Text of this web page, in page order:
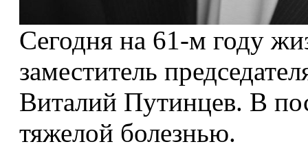
Сегодня на 61-м году
заместитель
Виталий Путинцев. В
тяжелой болезнью.